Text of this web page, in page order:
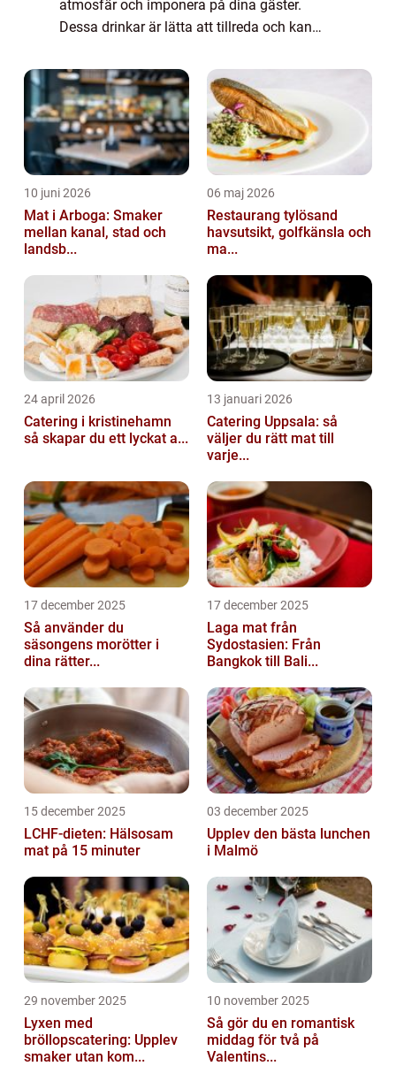
atmosfär och imponera på dina gäster.
Dessa drinkar är lätta att tillreda och kan
som alster till kvällsevent. I denna a...
10 juni 2026
Mat i Arboga: Smaker
mellan kanal, stad och
landsb...
06 maj 2026
Restaurang tylösand
havsutsikt, golfkänsla och
ma...
24 april 2026
Catering i kristinehamn
så skapar du ett lyckat a...
13 januari 2026
Catering Uppsala: så
väljer du rätt mat till
varje...
17 december 2025
Så använder du
säsongens morötter i
dina rätter...
17 december 2025
Laga mat från
Sydostasien: Från
Bangkok till Bali...
15 december 2025
LCHF-dieten: Hälsosam
mat på 15 minuter
03 december 2025
Upplev den bästa lunchen
i Malmö
29 november 2025
Lyxen med
bröllopscatering: Upplev
smaker utan kom...
10 november 2025
Så gör du en romantisk
middag för två på
Valentins...